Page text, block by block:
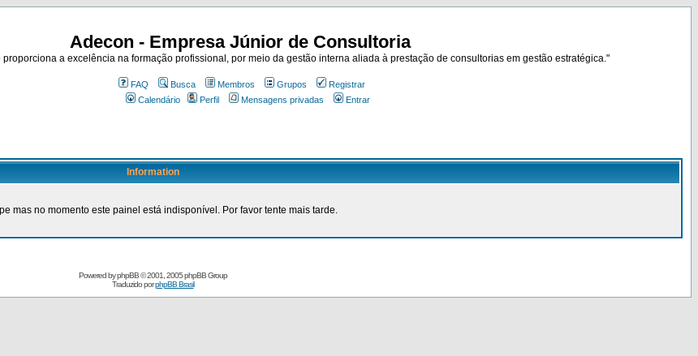
Adecon - Empresa Júnior de Consultoria
a excelência na formação profissional, por meio da gestão interna aliada à prestação de consultorias em gestão estratégica."
FAQ Busca Membros Grupos
Registrar
Calendário
Perfil Mensagens privadas Entrar
Information
mas no momento este painel está indisponível. Por favor tente mais tarde.
Powered byphpBB© 2001, 2005 phpBB Group
Traduzido porphpBB Brasil